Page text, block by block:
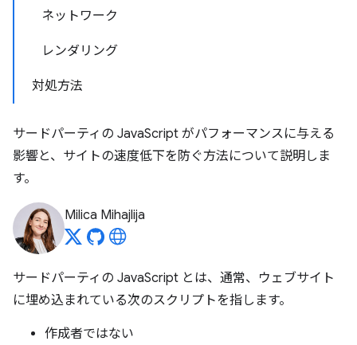
ネットワーク
レンダリング
対処方法
サードパーティの JavaScript がパフォーマンスに与える
影響と、サイトの速度低下を防ぐ方法について説明しま
す。
Milica Mihajlija
サードパーティの JavaScript とは、通常、ウェブサイト
に埋め込まれている次のスクリプトを指します。
作成者ではない